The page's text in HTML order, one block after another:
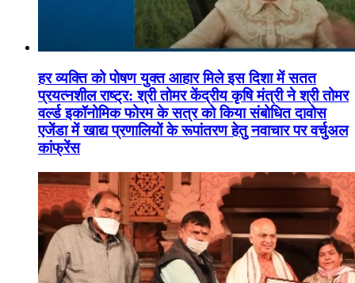
हर व्यक्ति को पोषण युक्त आहार मिले इस दिशा में सतत
प्रयत्नशील राष्ट्र: श्री तोमर केंद्रीय कृषि मंत्री ने श्री तोमर
वर्ल्ड इकॉनोमिक फोरम के सत्र को किया संबोधित दावोस
एजेंडा में खाद्य प्रणालियों के रूपांतरण हेतु नवाचार पर वर्चुअल
कांफ्रेंस